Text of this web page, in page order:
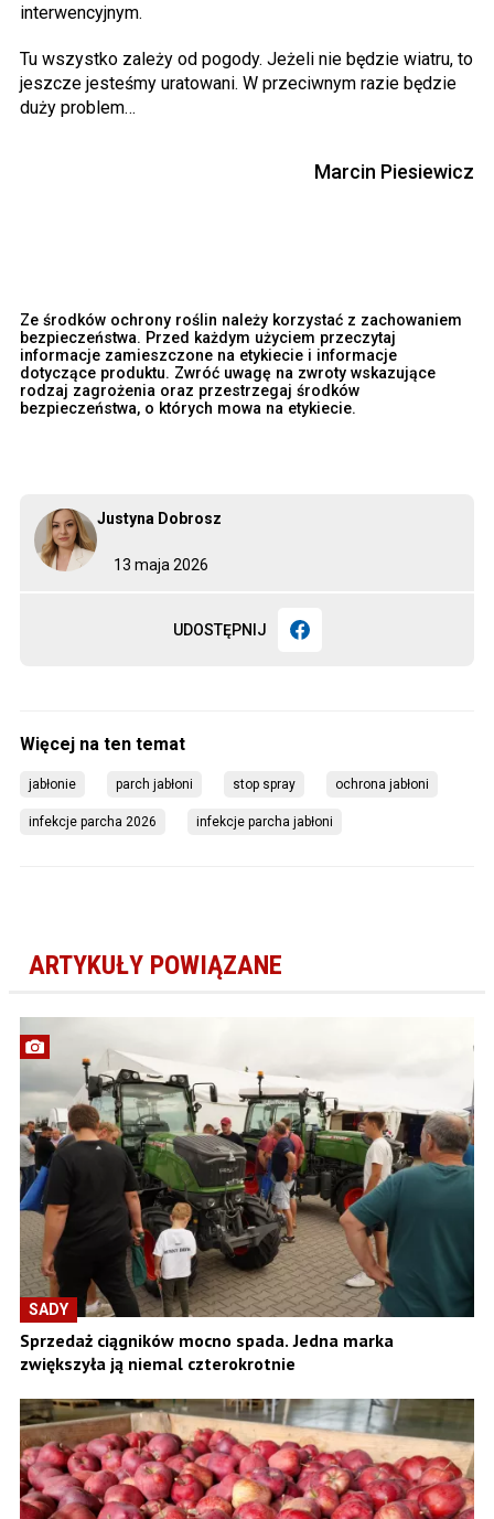
13 maja 2026
Justyna Dobrosz
UDOSTĘPNIJ
interwencyjnym.
Tu wszystko zależy od pogody. Jeżeli nie będzie wiatru, to
jeszcze jesteśmy uratowani. W przeciwnym razie będzie
duży problem…
Marcin Piesiewicz
Ze środków ochrony roślin należy korzystać z zachowaniem
bezpieczeństwa. Przed każdym użyciem przeczytaj
informacje zamieszczone na etykiecie i informacje
dotyczące produktu. Zwróć uwagę na zwroty wskazujące
rodzaj zagrożenia oraz przestrzegaj środków
bezpieczeństwa, o których mowa na etykiecie.
jabłonie parch jabłoni stop spray ochrona jabłoni
infekcje parcha 2026 infekcje parcha jabłoni
ARTYKUŁY POWIĄZANE
SADY
Sprzedaż ciągników mocno spada. Jedna marka
zwiększyła ją niemal czterokrotnie